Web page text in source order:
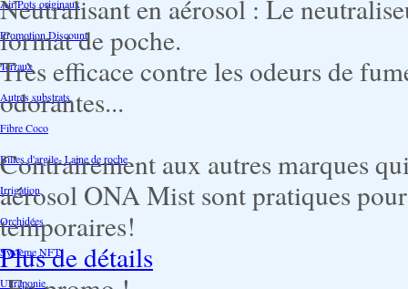
Air Pots originaux
Promotion Discount
Terraux
Autres substrats
Fibre Coco
Billes d'argile- Laine de roche
Irrigation
Orchidées
Système NFT
Ultraponie
Neutralisant en aérosol : Le
format de poche.
Très efficace contre les odeurs de
odorantes...
Contrairement aux autres marques
aérosol ONA Mist sont pratiques
temporaires!
Plus de détails